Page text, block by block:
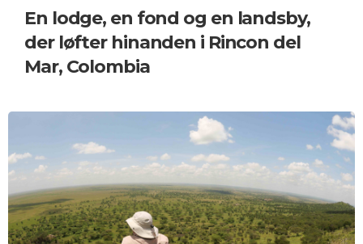
En lodge, en fond og en landsby,
der løfter hinanden i Rincon del
Mar, Colombia